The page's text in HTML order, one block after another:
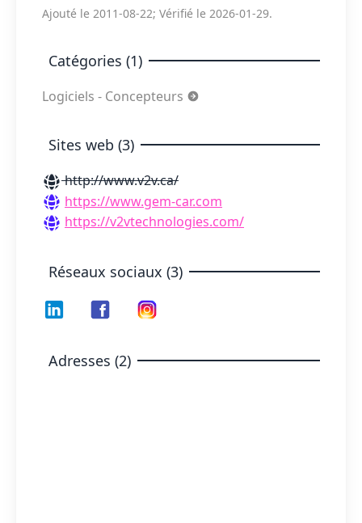
Ajouté le 2011-08-22; Vérifié le 2026-01-29.
Catégories (1)
Logiciels - Concepteurs
Sites web (3)
http://www.v2v.ca/
https://www.gem-car.com
https://v2vtechnologies.com/
Réseaux sociaux (3)
Adresses (2)